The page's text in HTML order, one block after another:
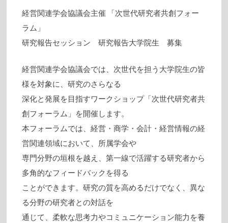
経営関連学会協議会主催 「次世代研究者共創フォー
ラム」
研究報告セッション 研究報告大学院生 募集
経営関連学会協議会では、次世代を担う大学院生の皆
様を対象に、研究のさらなる
深化と発展を目指すワークショップ「次世代研究者共
創フォーラム」を開催します。
本フォーラムでは、経営・商学・会計・経営情報の経
営関連領域において、所属学会や
専門分野の垣根を越え、第一線で活躍する研究者から
多角的なフィードバックを得る
ことができます。研究の質を高めるだけでなく、異な
る分野の研究者との対話を
通じて、柔軟な思考力やコミュニケーション能力を養